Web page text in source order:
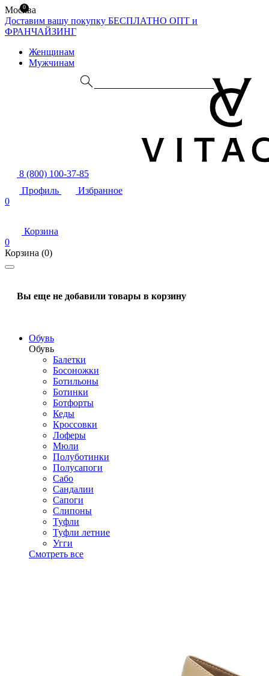
Москва
Доставим вашу покупку БЕСПЛАТНО ОПТ и
ФРАНЧАЙЗИНГ
Женщинам
Мужчинам
8 (800) 100-37-85
Профиль
Избранное
0
Корзина
0
Корзина (0)
Вы еще не добавили товары в корзину
Обувь
Обувь
Балетки
Босоножки
Ботильоны
Ботинки
Ботфорты
Кеды
Кроссовки
Лоферы
Мюли
Полуботинки
Полусапоги
Сабо
Сандалии
Сапоги
Слипоны
Туфли
Туфли летние
Угги
Смотреть все
0